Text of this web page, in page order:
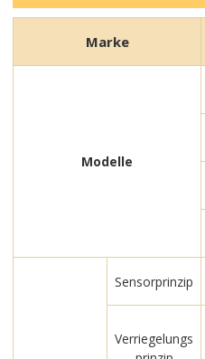
Marke
Modelle
Sensorprinzip
Verriegelungs